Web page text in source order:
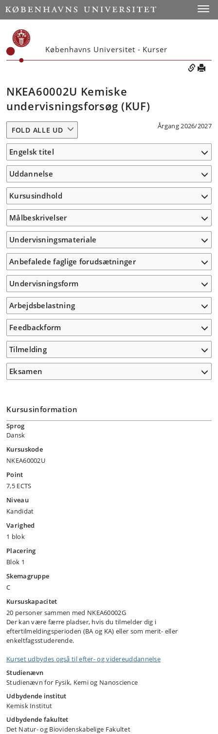
Københavns Universitet - Kurser
NKEA60002U Kemiske
undervisningsforsøg (KUF)
Årgang 2026/2027
FOLD ALLE UD
Engelsk titel
Uddannelse
Kursusindhold
Målbeskrivelser
Undervisningsmateriale
Anbefalede faglige forudsætninger
Undervisningsform
Arbejdsbelastning
Feedbackform
Tilmelding
Eksamen
Kursusinformation
Sprog
Dansk
Kursuskode
NKEA60002U
Point
7,5 ECTS
Niveau
Kandidat
Varighed
1 blok
Placering
Blok 1
Skemagruppe
C
Kursuskapacitet
20 personer sammen med NKEA60002G
Der kan være færre pladser, hvis du tilmelder dig i
eftertilmeldingsperioden (BA og KA) eller som merit- eller
enkeltfagsstuderende.
Kurset udbydes også til efter- og videreuddannelse
Studienævn
Studienævn for Fysik, Kemi og Nanoscience
Udbydende institut
Kemisk Institut
Udbydende fakultet
Det Natur- og Biovidenskabelige Fakultet